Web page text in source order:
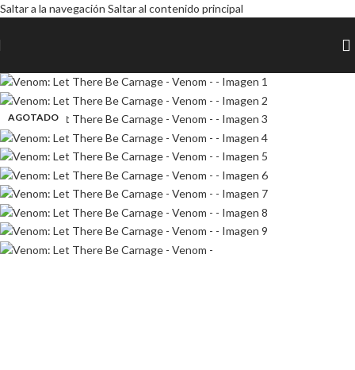
Saltar a la navegación Saltar al contenido principal
AGOTADO